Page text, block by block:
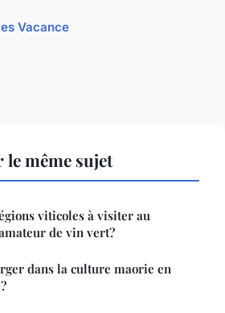
Vacance
le même sujet
viticoles à visiter au
de vin vert?
dans la culture maorie en